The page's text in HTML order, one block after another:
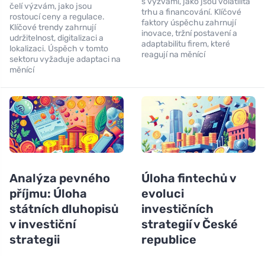
čelí výzvám, jako jsou
rostoucí ceny a regulace.
Klíčové trendy zahrnují
udržitelnost, digitalizaci a
lokalizaci. Úspěch v tomto
sektoru vyžaduje adaptaci na
měnící
trhu a financování. Klíčové
faktory úspěchu zahrnují
inovace, tržní postavení a
adaptabilitu firem, které
reagují na měnící
Analýza pevného
příjmu: Úloha
státních dluhopisů
v investiční
strategii
Úloha fintechů v
evoluci
investičních
strategií v České
republice